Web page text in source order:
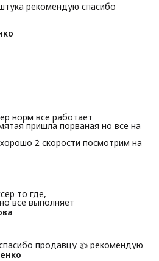
рекомендую спасибо
норм все работает
пришла порваная но все на
2 скорости посмотрим на
то где,
всё выполняет
продавцу 👍 рекомендую